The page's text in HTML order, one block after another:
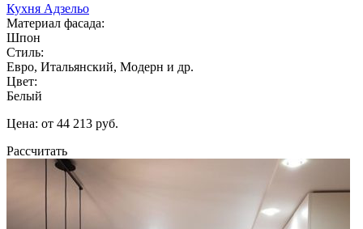
Кухня Адзельо
Материал фасада:
Шпон
Стиль:
Евро, Итальянский, Модерн и др.
Цвет:
Белый
Цена: от 44 213 руб.
Рассчитать